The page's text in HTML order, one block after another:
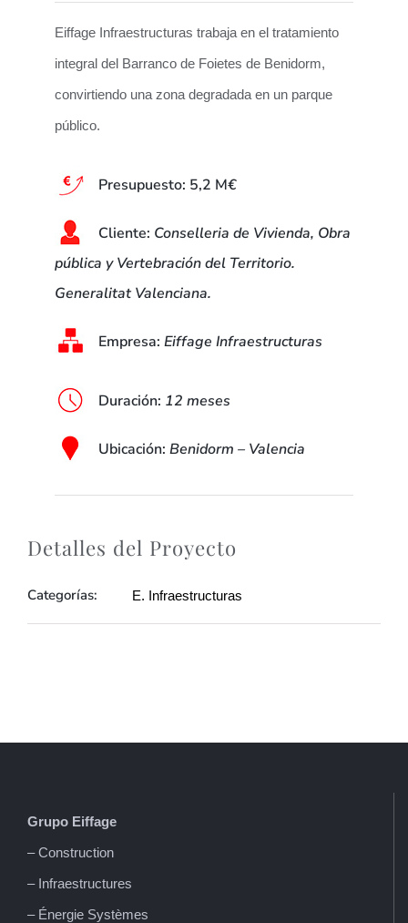
Eiffage Infraestructuras trabaja en el tratamiento
integral del Barranco de Foietes de Benidorm,
convirtiendo una zona degradada en un parque
público.
Presupuesto: 5,2 M€
Cliente: Conselleria de Vivienda, Obra
pública y Vertebración del Territorio.
Generalitat Valenciana.
Empresa: Eiffage Infraestructuras
Duración: 12 meses
Ubicación: Benidorm – Valencia
Detalles del Proyecto
Categorías: E. Infraestructuras
Grupo Eiffage
– Construction
– Infraestructures
– Énergie Systèmes